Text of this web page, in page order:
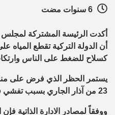
أكدت الرئيسة المشتركة
أن الدولة التركية تقطع
كسلاح للضغط على الناس
يستمر الحظر الذي فرض على
23 من آذار الجاري بسبب تفشي فيروس كورونا المستجد.